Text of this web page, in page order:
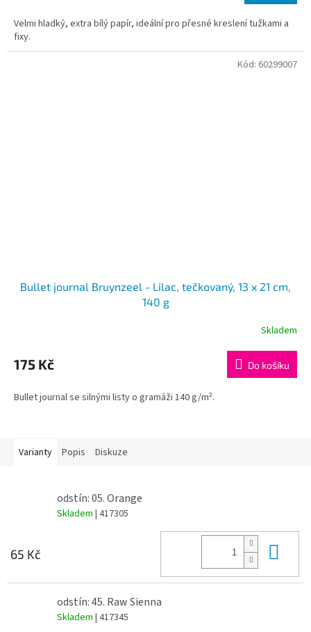
Velmi hladký, extra bílý papír, ideální pro přesné kreslení tužkami a
fixy.
Bullet journal Bruynzeel - Lilac, tečkovaný, 13 x 21 cm,
140 g
Skladem
175 Kč Do košíku
Bullet journal se silnými listy o gramáži 140 g/m².
Kód: 60299007
Varianty Popis Diskuze
odstín: 05. Orange
Skladem | 417305
65 Kč
odstín: 45. Raw Sienna
Skladem | 417345